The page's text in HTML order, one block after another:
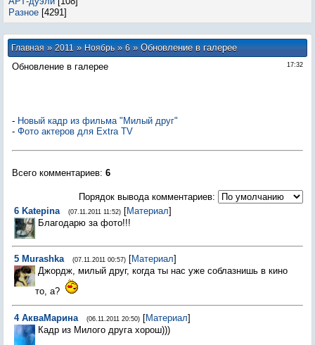
Разное [4291]
Главная»2011 » Ноябрь » 6» Обновление в галерее
17:32
Обновление в галерее
- Новый кадр из фильма "Милый друг"
- Фото актеров для Extra TV
Всего комментариев: 6
Порядок вывода комментариев:
6 Katepina (07.11.2011 11:52) [Материал]
Благодарю за фото!!!
5 Murashka (07.11.2011 00:57) [Материал]
Джордж, милый друг, когда ты нас уже соблазнишь в кино
то, а?
4 АкваМарина (06.11.2011 20:50) [Материал]
Кадр из Милого друга хорош)))